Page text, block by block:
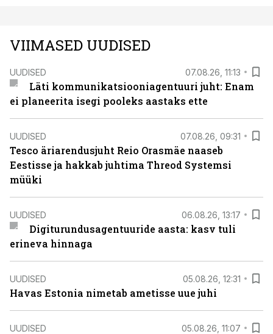
VIIMASED UUDISED
UUDISED 07.08.26, 11:13
Läti kommunikatsiooniagentuuri juht: Enam
ei planeerita isegi pooleks aastaks ette
UUDISED 07.08.26, 09:31
Tesco äriarendusjuht Reio Orasmäe naaseb
Eestisse ja hakkab juhtima Threod Systemsi
müüki
UUDISED 06.08.26, 13:17
Digiturundusagentuuride aasta: kasv tuli
erineva hinnaga
UUDISED 05.08.26, 12:31
Havas Estonia nimetab ametisse uue juhi
UUDISED 05.08.26, 11:07